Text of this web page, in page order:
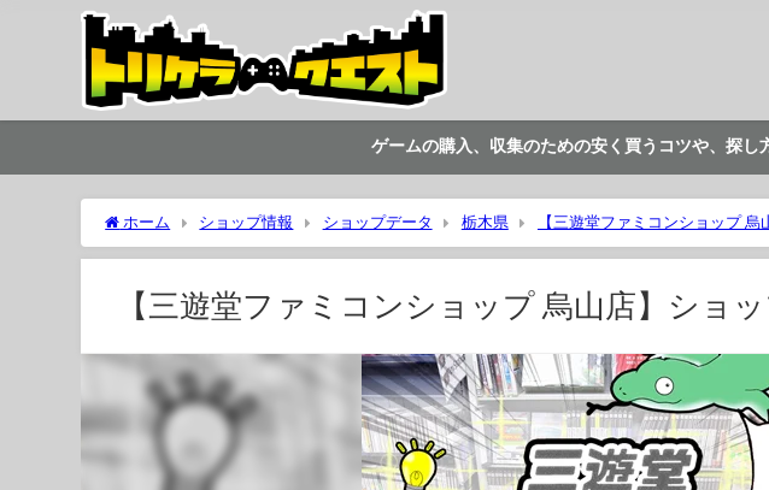
ゲームの購入、収集のための安く買うコツや、探し
ホーム ショップ情報 ショップデータ 栃木県 【三遊堂ファミコンショップ
【三遊堂ファミコンショップ 烏山店】ショ